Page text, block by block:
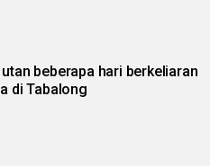
beberapa hari berkeliaran
di Tabalong